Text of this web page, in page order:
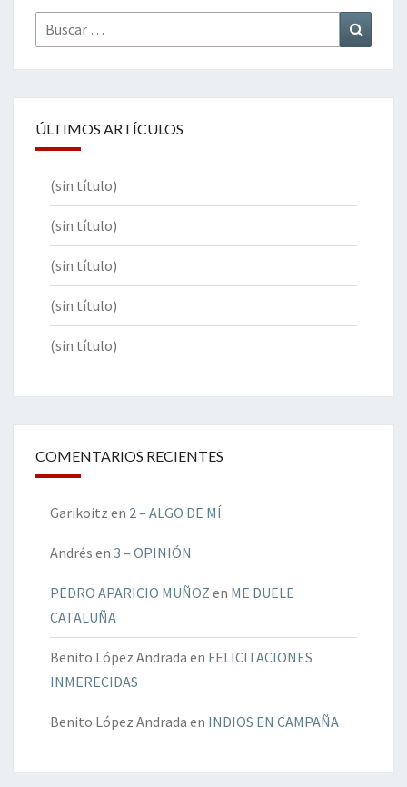
Buscar
por:
ÚLTIMOS ARTÍCULOS
(sin título)
(sin título)
(sin título)
(sin título)
(sin título)
COMENTARIOS RECIENTES
Garikoitz en 2 – ALGO DE MÍ
Andrés en 3 – OPINIÓN
PEDRO APARICIO MUÑOZ en ME DUELE
CATALUÑA
Benito López Andrada en FELICITACIONES
INMERECIDAS
Benito López Andrada en INDIOS EN CAMPAÑA